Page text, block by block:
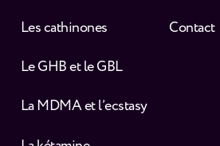
Les cathinones
Le GHB et le GBL
La MDMA et l’ecstasy
Contact